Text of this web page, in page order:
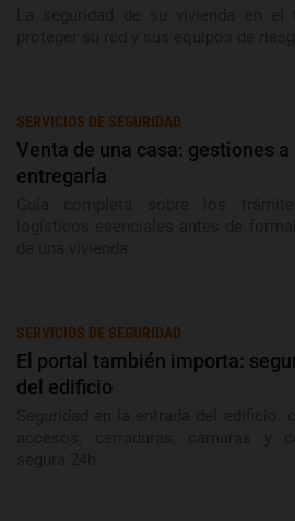
SERVICIOS DE SEGURIDAD
Venta de una casa: gestiones
entregarla
SERVICIOS DE SEGURIDAD
El portal también importa:
del edificio